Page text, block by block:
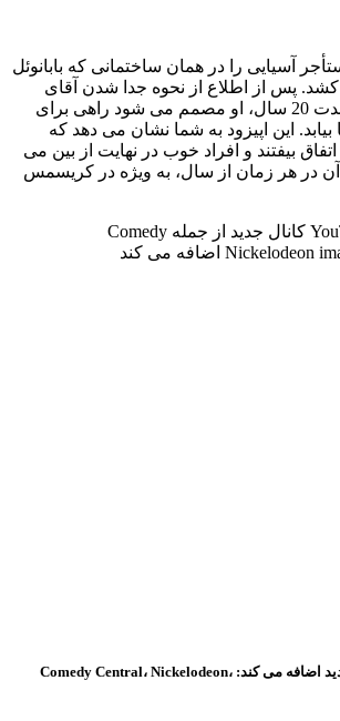
آسیایی را در همان ساختمانی که بابانوئل
پس از اطلاع از نحوه جدا شدن آقای
هیون از دخترش به مدت 20 سال، او مصمم می شود راهی برای
بیابد. این اپیزود به شما نشان می دهد که
بیفتند و افراد خوب در نهایت از بین می
در هر زمان از سال، به ویژه در کریسمس
YouTube TV 14 کانال جدید اضافه می کند: Comedy Central، Nickelodeon،